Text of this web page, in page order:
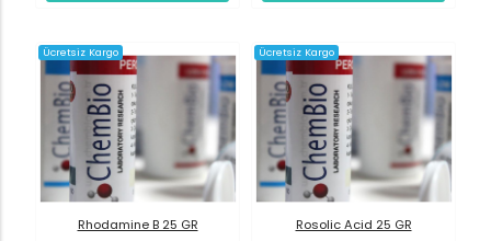
Ücretsiz Kargo
Rhodamine B 25 GR
Ücretsiz Kargo
Rosolic Acid 25 GR